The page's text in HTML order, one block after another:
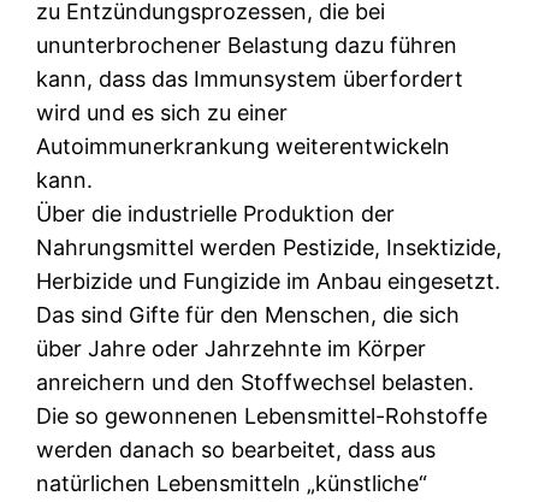
zu Entzündungsprozessen, die bei
ununterbrochener Belastung dazu führen
kann, dass das Immunsystem überfordert
wird und es sich zu einer
Autoimmunerkrankung weiterentwickeln
kann.
Über die industrielle Produktion der
Nahrungsmittel werden Pestizide, Insektizide,
Herbizide und Fungizide im Anbau eingesetzt.
Das sind Gifte für den Menschen, die sich
über Jahre oder Jahrzehnte im Körper
anreichern und den Stoffwechsel belasten.
Die so gewonnenen Lebensmittel-Rohstoffe
werden danach so bearbeitet, dass aus
natürlichen Lebensmitteln „künstliche“